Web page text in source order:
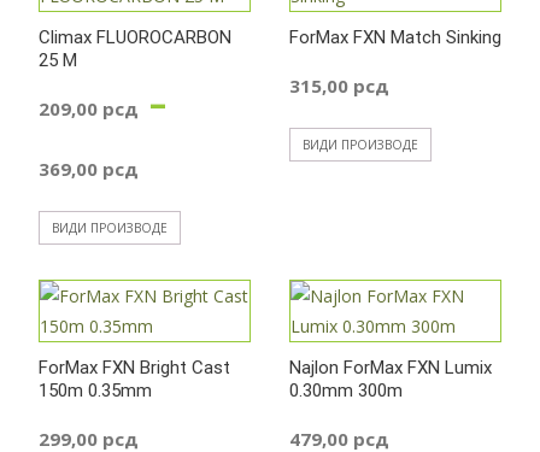
Climax FLUOROCARBON
25 M
209,00 рсд –
369,00 рсд
цена:
од
209,00 рсд
до
ВИДИ ПРОИЗВОДЕ
ForMax FXN Match Sinking
315,00 рсд
ВИДИ ПРОИЗВОДЕ
ForMax FXN Bright Cast
150m 0.35mm
299,00 рсд
Najlon ForMax FXN Lumix
0.30mm 300m
479,00 рсд